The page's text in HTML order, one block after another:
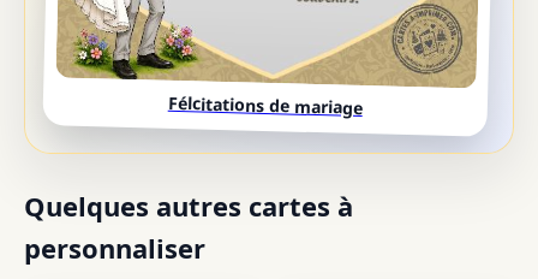
Félcitations de mariage
Quelques autres cartes à
personnaliser